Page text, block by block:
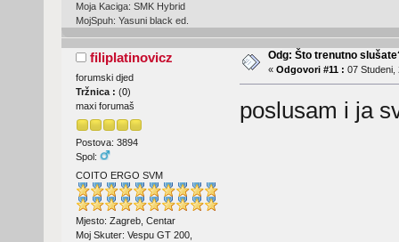
Moja Kaciga: SMK Hybrid
MojSpuh: Yasuni black ed.
filiplatinovicz
forumski djed
Tržnica : (0)
maxi forumaš
Postova: 3894
Spol:
COITO ERGO SVM
Mjesto: Zagreb, Centar
Moj Skuter: Vespu GT 200,
Odg: Što trenutno
« Odgovori #11 : 07 Studeni,
poslusam i ja